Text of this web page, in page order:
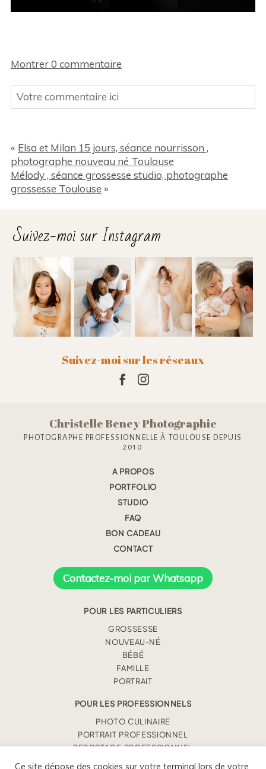
Montrer0 commentaire
Votre commentaire ici
Ajouter un commentaire
« Elsa et Milan 15 jours, séance nourrisson ,
photographe nouveau né Toulouse
Mélody , séance grossesse studio, photographe
grossesse Toulouse »
Suivez-moi sur Instagram
Suivez-moi sur les réseaux
Christelle Beney Photographie
PHOTOGRAPHE PROFESSIONNELLE À TOULOUSE DEPUIS
2010
A PROPOS
PORTFOLIO
STUDIO
FAQ
BON CADEAU
CONTACT
Contactez-moi par Whatsapp
POUR LES PARTICULIERS
GROSSESSE
NOUVEAU-NÉ
BÉBÉ
FAMILLE
PORTRAIT
POUR LES PROFESSIONNELS
PHOTO CULINAIRE
PORTRAIT PROFESSIONNEL
REPORTAGE PROFESSIONNEL
Ce site dépose des cookies sur votre terminal lors de votre